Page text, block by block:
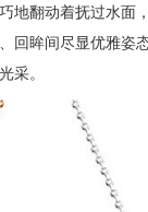
地翻动着抚过水面
回眸间尽显优雅姿
采。